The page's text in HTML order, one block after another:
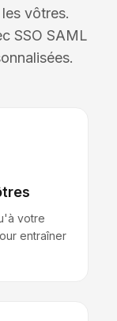
vôtres.
SSO SAML
votre
entraîner